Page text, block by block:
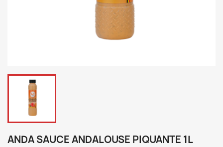
ANDA SAUCE ANDALOUSE PIQUANTE 1L